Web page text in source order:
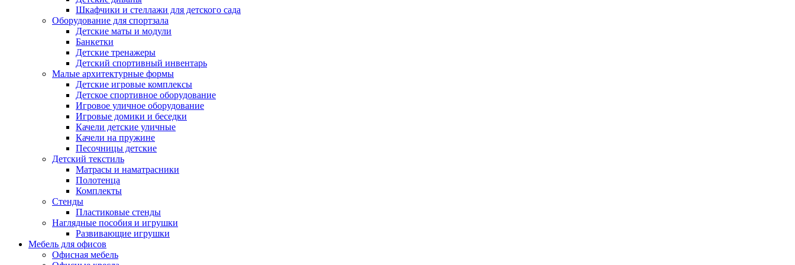
Шкафчики и стеллажи для детского сада
Оборудование для спортзала
Детские маты и модули
Банкетки
Детские тренажеры
Детский спортивный инвентарь
Малые архитектурные формы
Детские игровые комплексы
Детское спортивное оборудование
Игровое уличное оборудование
Игровые домики и беседки
Качели детские уличные
Качели на пружине
Песочницы детские
Детский текстиль
Матрасы и наматрасники
Полотенца
Комплекты
Стенды
Пластиковые стенды
Наглядные пособия и игрушки
Развивающие игрушки
Мебель для офисов
Офисная мебель